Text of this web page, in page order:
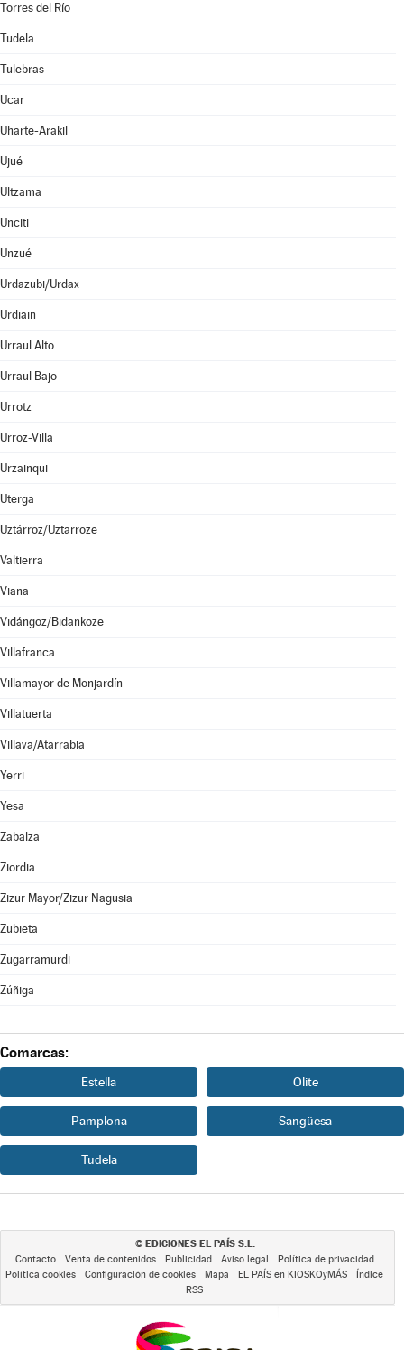
Torres del Río
Tudela
Tulebras
Ucar
Uharte-Arakil
Ujué
Ultzama
Unciti
Unzué
Urdazubi/Urdax
Urdiain
Urraul Alto
Urraul Bajo
Urrotz
Urroz-Villa
Urzainqui
Uterga
Uztárroz/Uztarroze
Valtierra
Viana
Vidángoz/Bidankoze
Villafranca
Villamayor de Monjardín
Villatuerta
Villava/Atarrabia
Yerri
Yesa
Zabalza
Ziordia
Zizur Mayor/Zizur Nagusia
Zubieta
Zugarramurdi
Zúñiga
Comarcas:
Estella Olite
Pamplona Sangüesa
Tudela
© EDICIONES EL PAÍS S.L.
Contacto Venta de contenidos Publicidad Aviso legal
Política de privacidad
Política cookies
Configuración de cookies Mapa EL PAÍS en KIOSKOyMÁS
Índice
RSS